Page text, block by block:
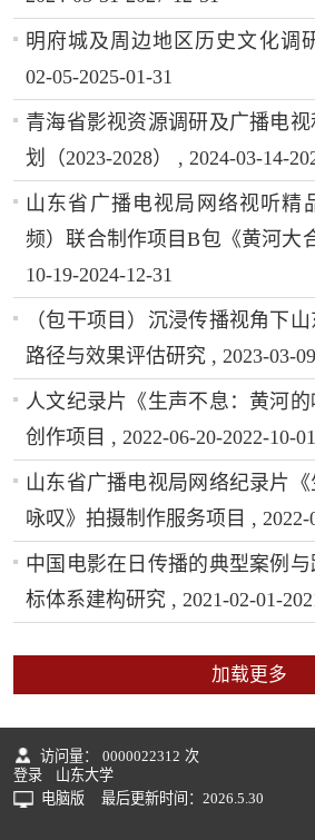
明府城及周边地区历史文化调
02-05-2025-01-31
青海省影视资源调研及广播电
划（2023-2028） , 2024-03-14-
山东省广播电视局网络视听精
频）联合制作项目B包《黄河大
10-19-2024-12-31
（包干项目）沉浸传播视角下
路径与效果评估研究 , 2023-03-
人文纪录片《生声不息：黄河的
创作项目 , 2022-06-20-2022-10-01
山东省广播电视局网络纪录片
咏叹》拍摄制作服务项目 , 2022-
中国电影在日传播的典型案例
标体系建构研究 , 2021-02-01-
加载更多
访问量： 0000022312 次
登录
山东大学
电脑版
最后更新时间： 2026.5.30